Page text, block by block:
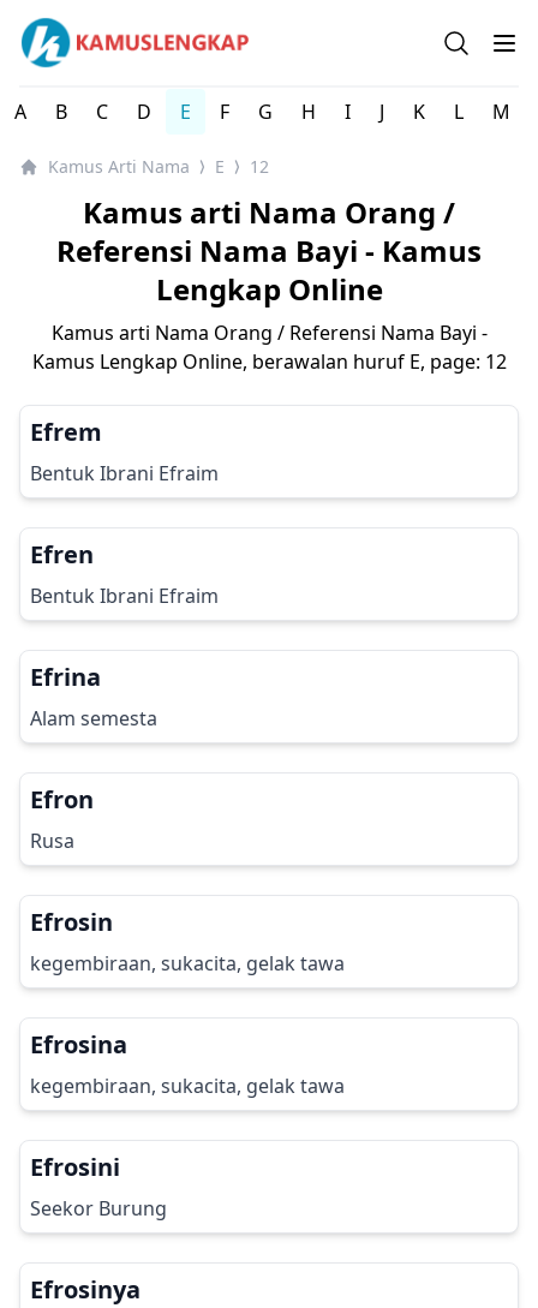
Kamus arti Nama Orang / Referensi Nama Bayi - Kamus
Open
A B C D E F G H I J K L M
Kamus Arti Nama ⟩ E ⟩ 12
Kamus arti Nama Orang /
Referensi Nama Bayi - Kamus
Lengkap Online
Kamus arti Nama Orang / Referensi Nama Bayi -
Kamus Lengkap Online, berawalan huruf E, page: 12
Efrem
Bentuk Ibrani Efraim
Efren
Bentuk Ibrani Efraim
Efrina
Alam semesta
Efron
Rusa
Efrosin
kegembiraan, sukacita, gelak tawa
Efrosina
kegembiraan, sukacita, gelak tawa
Efrosini
Seekor Burung
Efrosinya